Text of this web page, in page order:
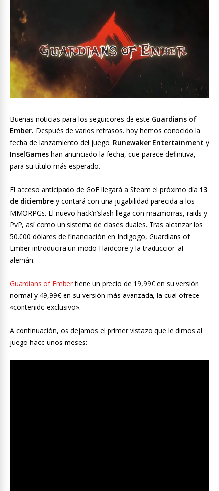
Buenas noticias para los seguidores de este Guardians of
Ember. Después de varios retrasos. hoy hemos conocido la
fecha de lanzamiento del juego. Runewaker Entertainment y
InselGames han anunciado la fecha, que parece definitiva,
para su título más esperado.
El acceso anticipado de GoE llegará a Steam el próximo día 13
de diciembre y contará con una jugabilidad parecida a los
MMORPGs. El nuevo hack’n’slash llega con mazmorras, raids y
PvP, así como un sistema de clases duales. Tras alcanzar los
50.000 dólares de financiación en Indigogo, Guardians of
Ember introducirá un modo Hardcore y la traducción al
alemán.
Guardians of Embertiene un precio de 19,99€ en su versión
normal y 49,99€ en su versión más avanzada, la cual ofrece
«contenido exclusivo».
A continuación, os dejamos el primer vistazo que le dimos al
juego hace unos meses: